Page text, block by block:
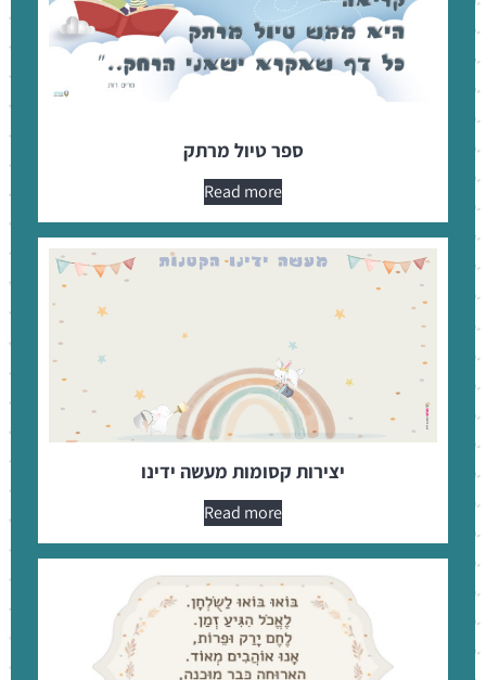
ספר טיול מרתק
Read more
יצירות קסומות מעשה ידינו
Read more